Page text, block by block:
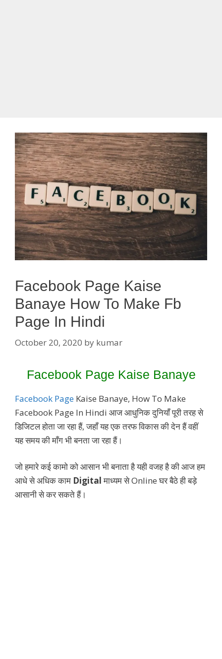
Facebook Page Kaise
Banaye How To Make Fb
Page In Hindi
October 20, 2020 by kumar
Facebook Page Kaise Banaye
Facebook Page Kaise Banaye, How To Make
Facebook Page In Hindi आज आधुनिक दुनियाँ पूरी तरह से
डिजिटल होता जा रहा हैं, जहाँ यह एक तरफ विकास की देन हैं वहीं
यह समय की माँग भी बनता जा रहा हैं।
जो हमारे कई कामो को आसान भी बनाता है यही वजह है की आज हम
आधे से अधिक काम Digitalमाध्यम से Online घर बैठे ही बड़े
आसानी से कर सकते हैं।